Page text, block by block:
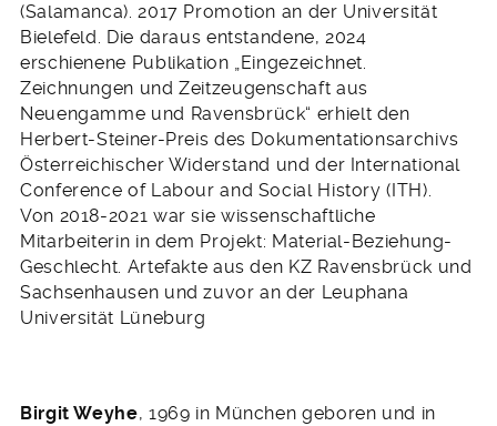
(Salamanca). 2017 Promotion an der Universität
Bielefeld. Die daraus entstandene, 2024
erschienene Publikation „Eingezeichnet.
Zeichnungen und Zeitzeugenschaft aus
Neuengamme und Ravensbrück“ erhielt den
Herbert-Steiner-Preis des Dokumentationsarchivs
Österreichischer Widerstand und der International
Conference of Labour and Social History (ITH).
Von 2018-2021 war sie wissenschaftliche
Mitarbeiterin in dem Projekt: Material-Beziehung-
Geschlecht. Artefakte aus den KZ Ravensbrück und
Sachsenhausen und zuvor an der Leuphana
Universität Lüneburg
Birgit Weyhe, 1969 in München geboren und in